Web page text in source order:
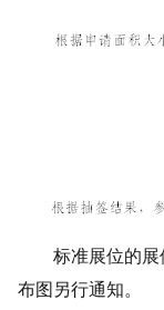
标准展位的展
布图另行通知。